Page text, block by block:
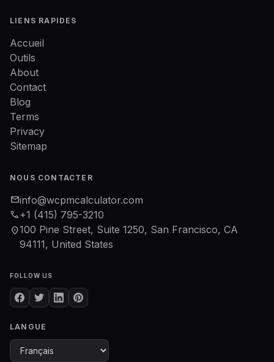
LIENS RAPIDES
Accueil
Outils
About
Contact
Blog
Terms
Privacy
Sitemap
NOUS CONTACTER
mailinfo@wcpmcalculator.com
phone+1 (415) 795-3210
location_on100 Pine Street, Suite 1250, San Francisco, CA
94111, United States
FOLLOW US
LANGUE